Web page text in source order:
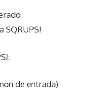
SQRUPS!
de entrada)